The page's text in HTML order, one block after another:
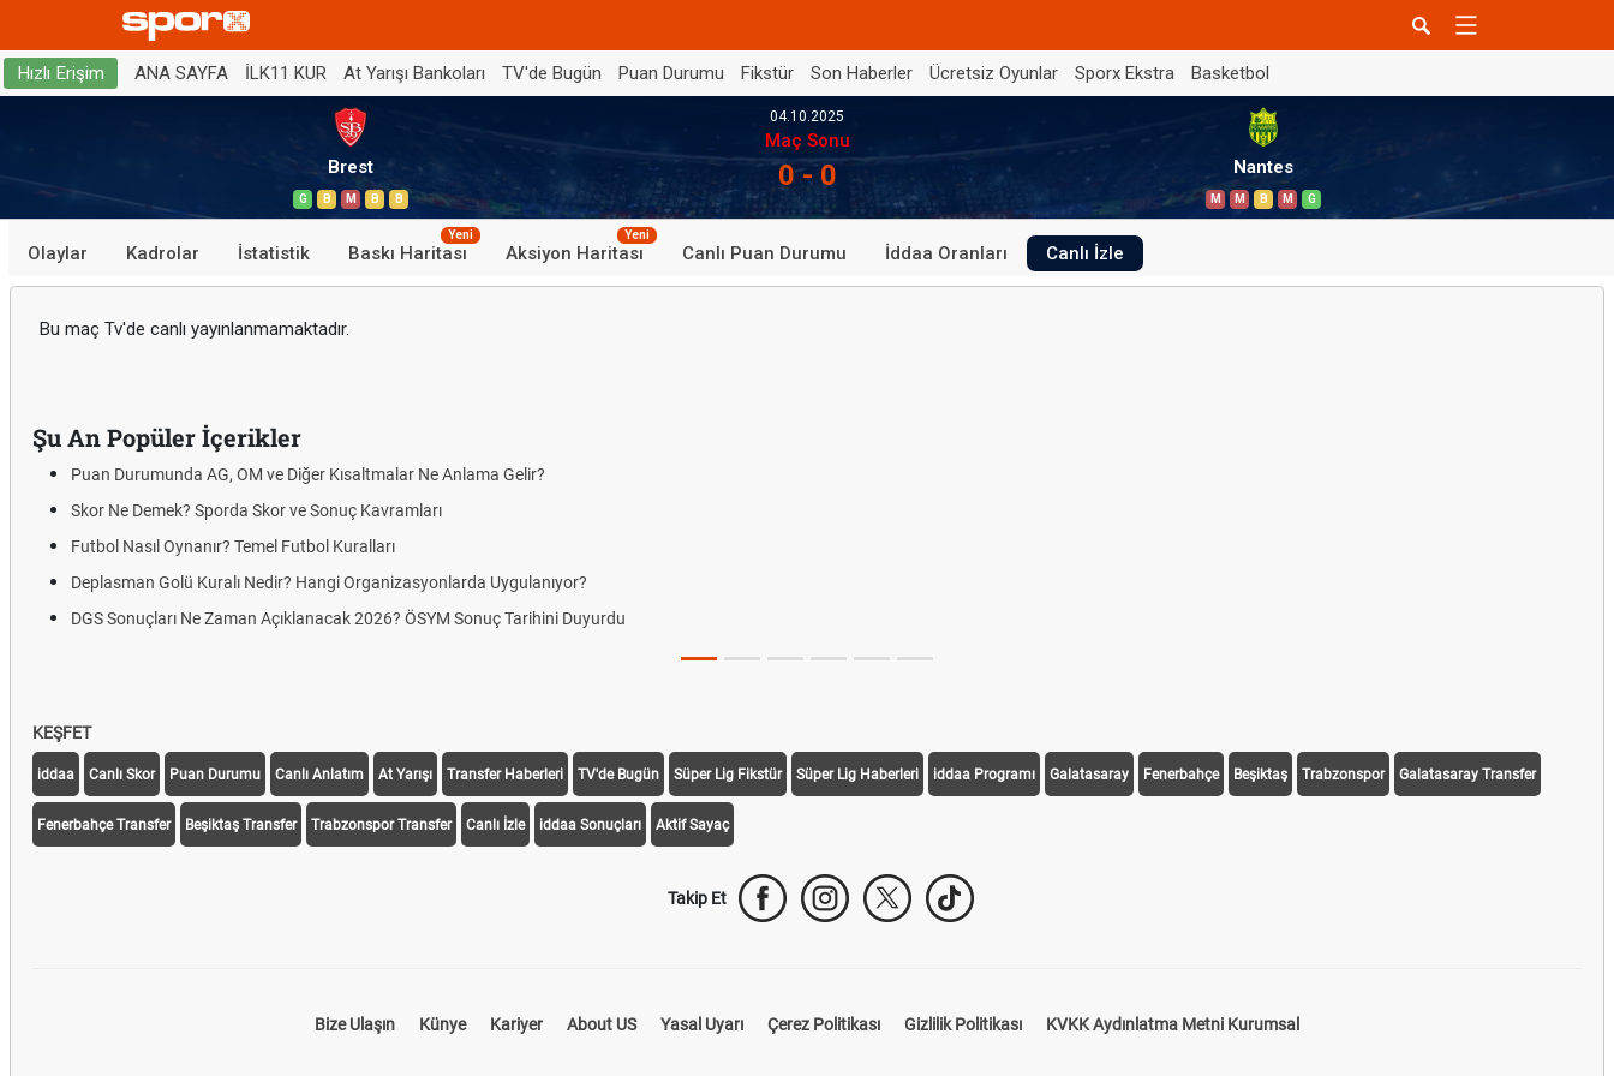
Hızlı Erişim ANA SAYFA İLK11 KUR At Yarışı Bankoları TV'de Bugün Puan Durumu Fikstür Son Haberler Ücretsiz Oyunlar Sporx Ekstra Basketbol
Brest
G B M B B
04.10.2025
Maç Sonu
0 - 0 Nantes
M M B M G
Olaylar Kadrolar İstatistik Baskı Haritası
Yeni
Aksiyon Haritası
Yeni
Canlı Puan Durumu İddaa Oranları Canlı İzle
Bu maç Tv'de canlı yayınlanmamaktadır.
Şu An Popüler İçerikler
Puan Durumunda AG, OM ve Diğer Kısaltmalar Ne Anlama Gelir?
Skor Ne Demek? Sporda Skor ve Sonuç Kavramları
Futbol Nasıl Oynanır? Temel Futbol Kuralları
Deplasman Golü Kuralı Nedir? Hangi Organizasyonlarda Uygulanıyor?
DGS Sonuçları Ne Zaman Açıklanacak 2026? ÖSYM Sonuç Tarihini Duyurdu
KEŞFET
iddaa Canlı Skor Puan Durumu Canlı Anlatım At Yarışı Transfer Haberleri TV'de Bugün Süper Lig Fikstür Süper Lig Haberleri iddaa Programı Galatasaray Fenerbahçe Beşiktaş Trabzonspor Galatasaray Transfer
Fenerbahçe Transfer Beşiktaş Transfer Trabzonspor Transfer Canlı İzle iddaa Sonuçları Aktif Sayaç
Takip Et
Bize Ulaşın Künye Kariyer About US Yasal Uyarı Çerez Politikası Gizlilik Politikası KVKK Aydınlatma Metni Kurumsal